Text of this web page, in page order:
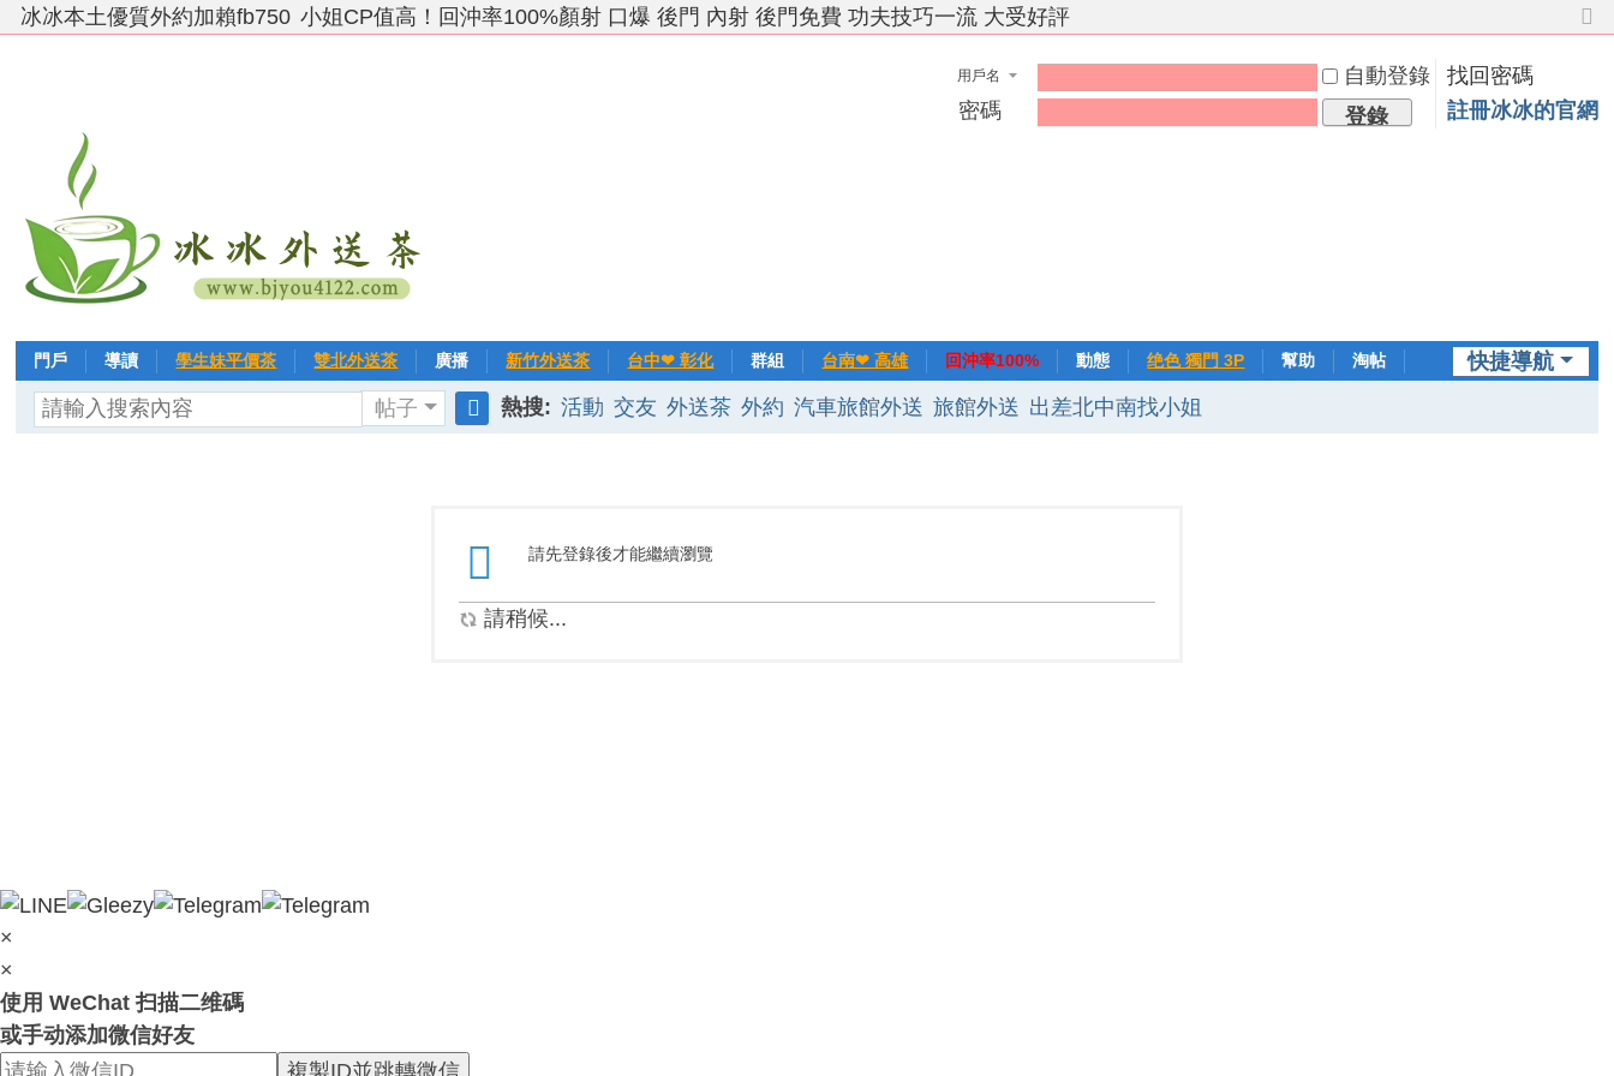
冰冰本土優質外約加賴fb750 小姐CP值高！回沖率100%顏射 口爆 後門 內射 後門免費 功夫技巧一流 大受好評
切
窄
版
用戶名 自動登錄
找回密碼
密碼
登錄 註冊冰冰的官網
快捷導航
門戶 導讀 學生妹平價茶 雙北外送茶 廣播 新竹外送茶 台中❤ 彰化 群組 台南❤ 高雄 回沖率100% 動態 绝色 獨門 3P 幫助
淘帖
帖子
熱搜: 活動 交友 外送茶 外約 汽車旅館外送 旅館外送 出差北中南找小姐
請先登錄後才能繼續瀏覽
請稍候...
×
×
使用 WeChat 扫描二维碼
或手动添加微信好友
複製ID並跳轉微信